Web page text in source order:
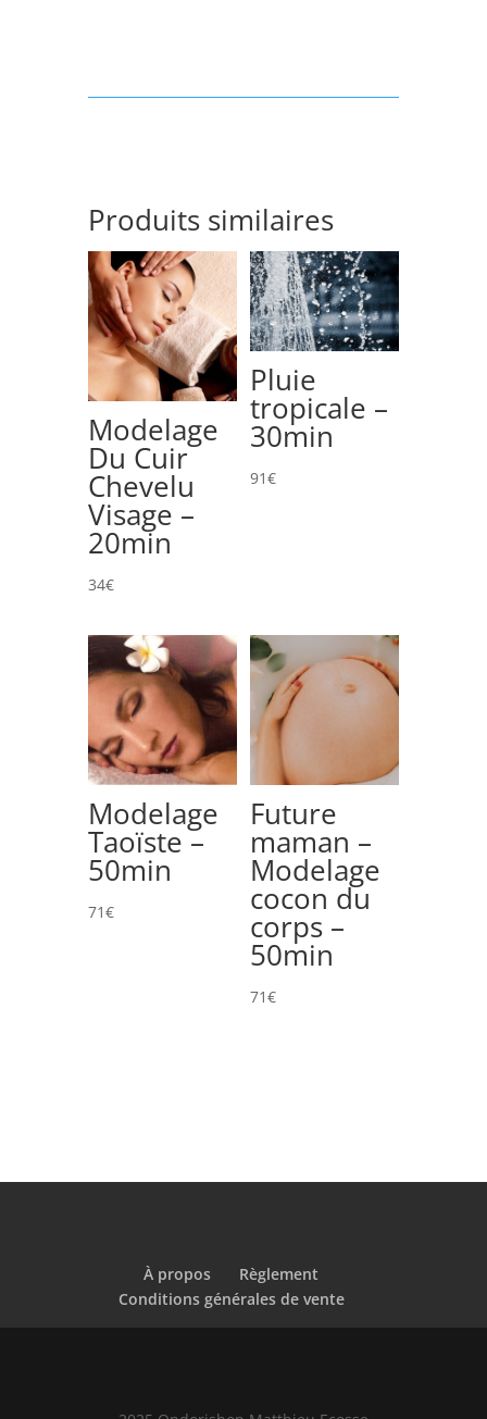
Produits similaires
Modelage
Du Cuir
Chevelu
Visage –
20min
34€
Pluie
tropicale –
30min
91€
Modelage
Taoïste –
50min
71€
Future
maman –
Modelage
cocon du
corps –
50min
71€
À propos
Règlement
Conditions générales de vente